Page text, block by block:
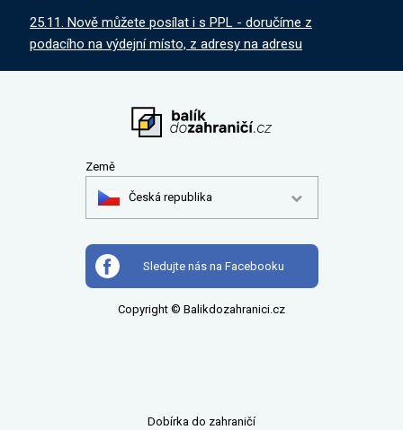
25.11. Nově můžete posílat i s PPL - doručíme z
podacího na výdejní místo, z adresy na adresu
Země
Česká republika
Sledujte nás na Facebooku
Copyright © Balikdozahranici.cz
Dobírka do zahraničí